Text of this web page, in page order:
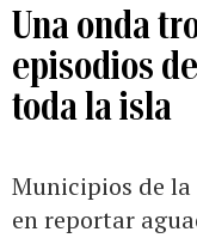
Una onda
episodios
toda la isla
Municipios de
en reportar